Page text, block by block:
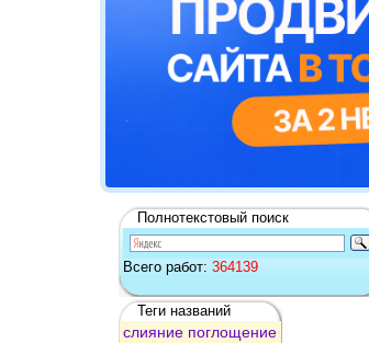
Полнотекстовый поиск
Всего работ: 364139
Теги названий
слияние поглощение